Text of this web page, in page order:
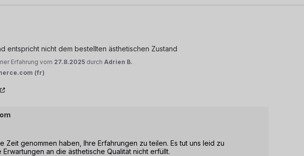
entspricht nicht dem bestellten ästhetischen Zustand
Erfahrung vom 27.8.2025 durchAdrien B.
(fr)
Zeit genommen haben, Ihre Erfahrungen zu teilen. Es tut uns leid zu
an die ästhetische Qualität nicht erfüllt.